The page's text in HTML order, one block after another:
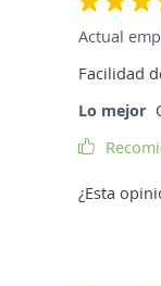
Actual
Facilidad
Lo mejor
¿Esta